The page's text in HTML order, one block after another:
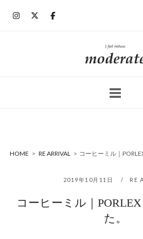
ホ
ー
HOME > RE ARRIVAL > コーヒーミル｜
2019年10月11日 RE
コーヒーミル｜
た。